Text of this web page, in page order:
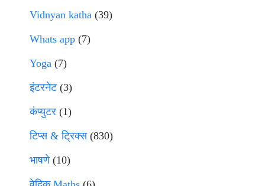
Vidnyan katha (39)
Whats app (7)
Yoga (7)
इंटरनेट(3)
कंप्युटर (1)
टिप्स & ट्रिक्स(830)
भाषणे(10)